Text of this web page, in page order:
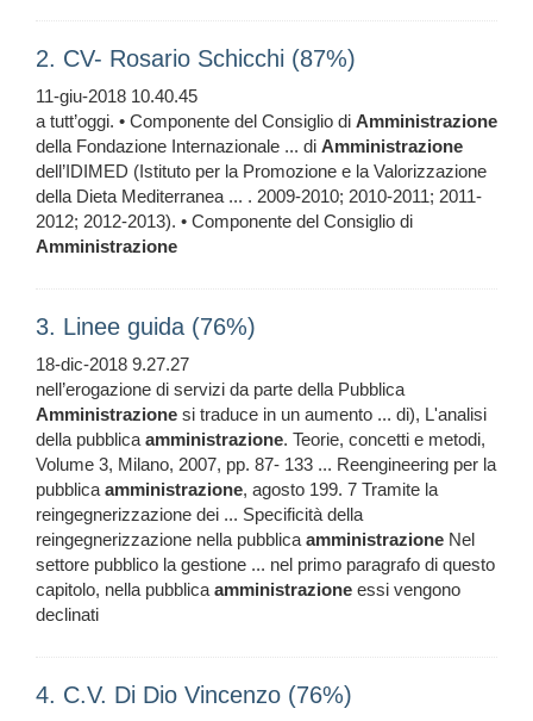
2. CV- Rosario Schicchi (87%)
11-giu-2018 10.40.45
a tutt’oggi. • Componente del Consiglio di Amministrazione
della Fondazione Internazionale ... di Amministrazione
dell’IDIMED (Istituto per la Promozione e la Valorizzazione
della Dieta Mediterranea ... . 2009-2010; 2010-2011; 2011-
2012; 2012-2013). • Componente del Consiglio di
Amministrazione
3. Linee guida (76%)
18-dic-2018 9.27.27
nell’erogazione di servizi da parte della Pubblica
Amministrazione si traduce in un aumento ... di), L'analisi
della pubblicaamministrazione. Teorie, concetti e metodi,
Volume 3, Milano, 2007, pp. 87- 133 ... Reengineering per la
pubblicaamministrazione, agosto 199. 7 Tramite la
reingegnerizzazione dei ... Specificità della
reingegnerizzazione nella pubblicaamministrazione Nel
settore pubblico la gestione ... nel primo paragrafo di questo
capitolo, nella pubblicaamministrazione essi vengono
declinati
4. C.V. Di Dio Vincenzo (76%)